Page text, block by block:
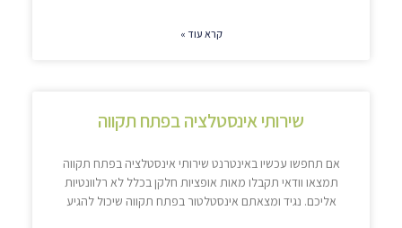
קרא עוד »
שירותי אינסטלציה בפתח תקווה
אם תחפשו עכשיו באינטרנט שירותי אינסטלציה בפתח תקווה
תמצאו וודאי תקבלו מאות אופציות חלקן בכלל לא רלוונטיות
אליכם. נגיד ומצאתם אינסטלטור בפתח תקווה שיכול להגיע